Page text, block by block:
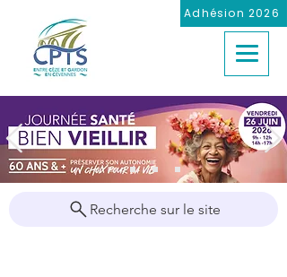
Adhésion 2026
Recherche sur le site